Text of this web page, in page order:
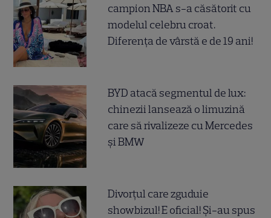
campion NBA s-a căsătorit cu
modelul celebru croat.
Diferența de vârstă e de 19 ani!
BYD atacă segmentul de lux:
chinezii lansează o limuzină
care să rivalizeze cu Mercedes
și BMW
Divorțul care zguduie
showbizul! E oficial! Și-au spus